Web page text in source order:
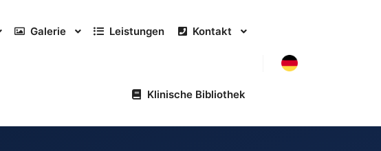
Galerie Leistungen Kontakt
Klinische Bibliothek